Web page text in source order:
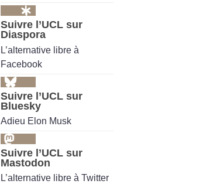
Suivre l’UCL sur
Diaspora
L’alternative libre à
Facebook
Suivre l’UCL sur
Bluesky
Adieu Elon Musk
Suivre l’UCL sur
Mastodon
L’alternative libre à Twitter